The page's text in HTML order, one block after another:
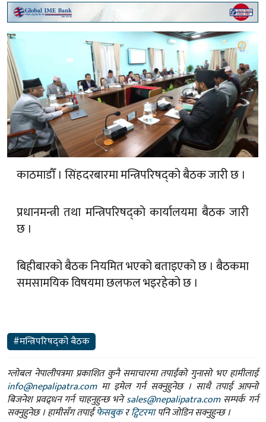
काठमाडौँ । सिंहदरबारमा मन्त्रिपरिषद्को बैठक जारी छ ।
प्रधानमन्त्री तथा मन्त्रिपरिषद्को कार्यालयमा बैठक जारी
छ ।
बिहीबारको बैठक नियमित भएको बताइएको छ । बैठकमा
समसामयिक विषयमा छलफल भइरहेको छ ।
#मन्त्रिपरिषद्को बैठक
ग्लोबल नेपालीपत्रमा प्रकाशित कुनै समाचारमा तपाईंको गुनासो भए हामीलाई
info@nepalipatra.comमा इमेल गर्न सक्नुहुनेछ । साथै तपाई आफ्नो
बिजनेश प्रवद्र्धन गर्न चाहनुहुन्छ भनेsales@nepalipatra.comसम्पर्क गर्न
सक्नुहुनेछ । हामीसँग तपाईंफेसबुकरट्विटरमापनि जोडिन सक्नुहुन्छ ।